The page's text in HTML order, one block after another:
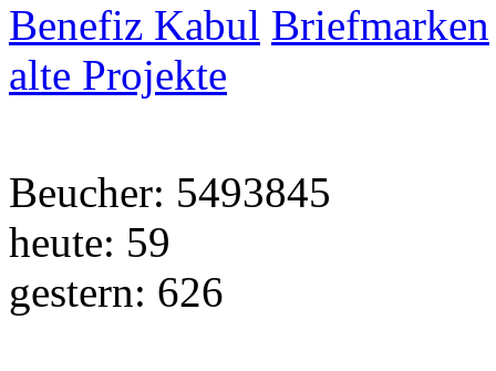
Benefiz Kabul Briefmarken
alte Projekte
Beucher: 5493845
heute: 59
gestern: 626